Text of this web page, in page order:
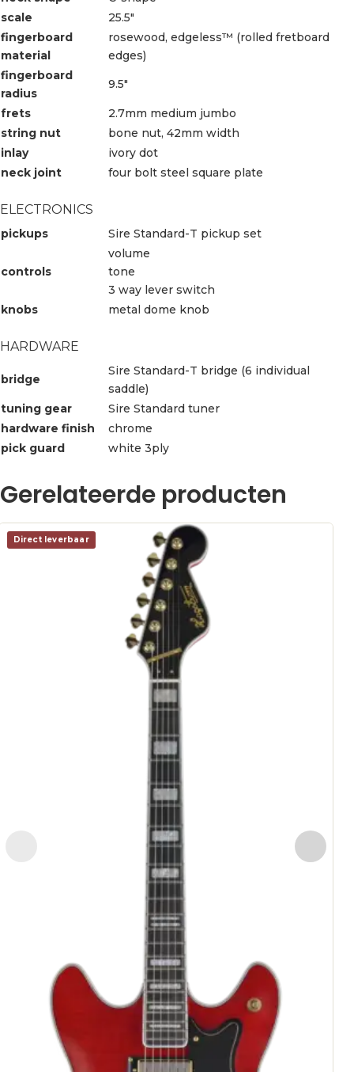
scale
25.5″
fingerboard
material
rosewood, edgeless™ (rolled fretboard
edges)
fingerboard
radius
9.5″
frets
2.7mm medium jumbo
string nut
bone nut, 42mm width
inlay
ivory dot
neck joint
four bolt steel square plate
ELECTRONICS
pickups Sire Standard-T pickup set
controls
volume
tone
3 way lever switch
knobs
metal dome knob
HARDWARE
bridge
Sire Standard-T bridge (6 individual
saddle)
tuning gear
Sire Standard tuner
hardware finish
chrome
pick guard
white 3ply
Gerelateerde producten
Direct leverbaar